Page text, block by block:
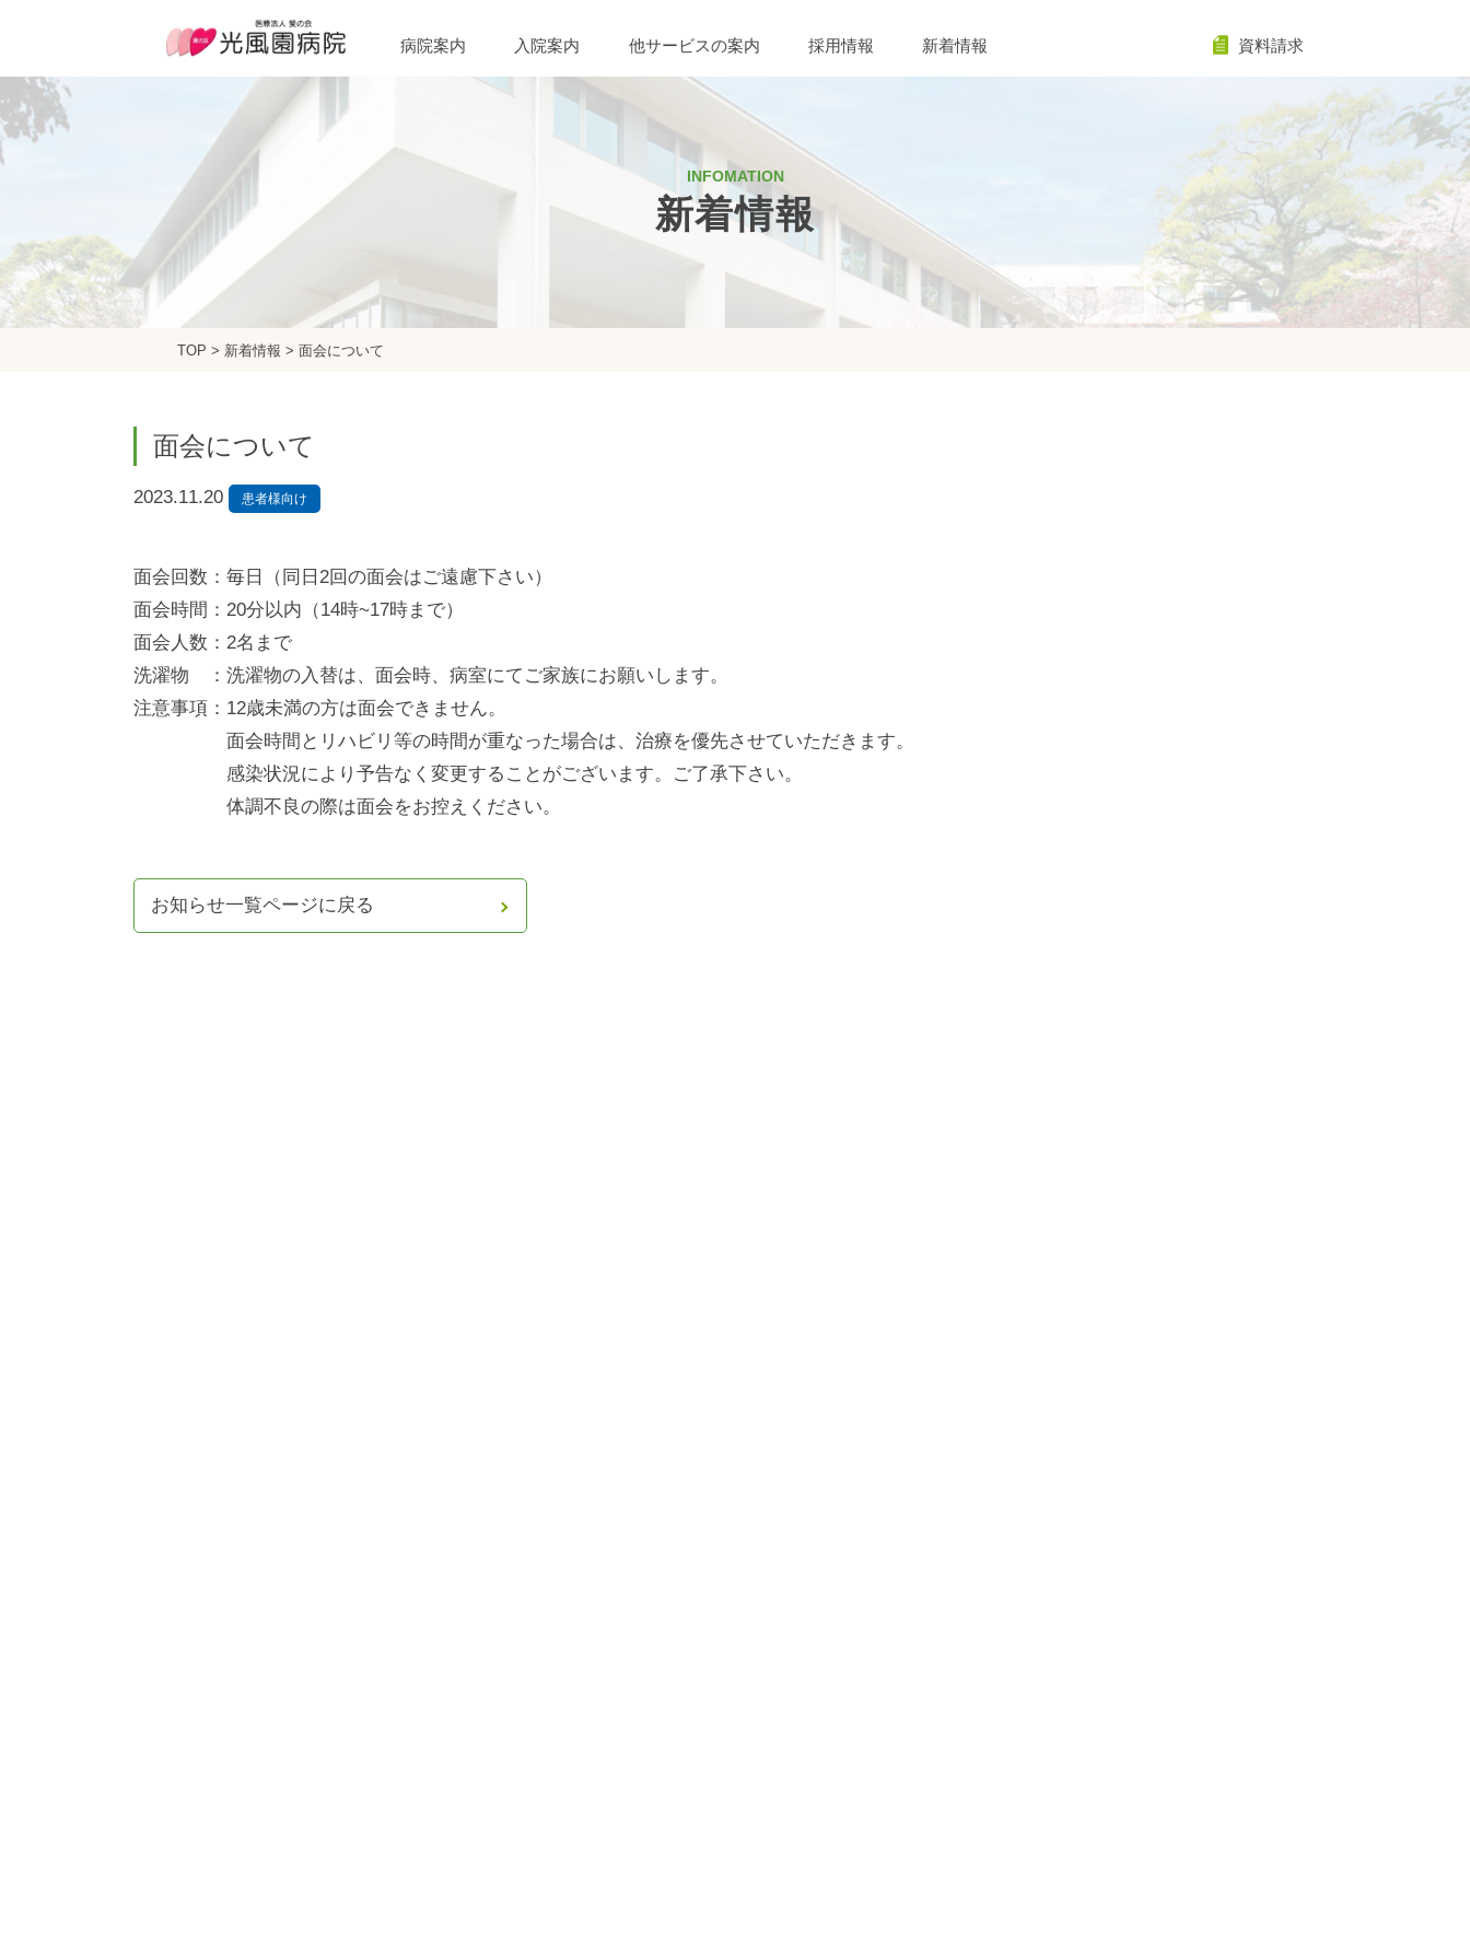
病院案内 入院案内 他サービスの案内 採用情報 新着情報 資料請求
INFOMATION
新着情報
TOP > 新着情報 >面会について
面会について
2023.11.20 患者様向け
面会回数：毎日（同日2回の面会はご遠慮下さい）
面会時間：20分以内（14時~17時まで）
面会人数：2名まで
洗濯物 ：洗濯物の入替は、面会時、病室にてご家族にお願いします。
注意事項：12歳未満の方は面会できません。
面会時間とリハビリ等の時間が重なった場合は、治療を優先させていただきます。
感染状況により予告なく変更することがございます。ご了承下さい。
体調不良の際は面会をお控えください。
お知らせ一覧ページに戻る